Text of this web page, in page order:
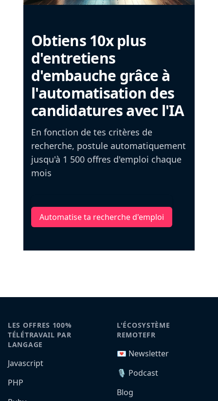
Obtiens 10x plus
d'entretiens
d'embauche grâce à
l'automatisation des
candidatures avec l'IA
En fonction de tes critères de
recherche, postule automatiquement
jusqu'à 1 500 offres d'emploi chaque
mois
Automatise ta recherche d'emploi
LES OFFRES 100%
TÉLÉTRAVAIL PAR
LANGAGE
Javascript
PHP
L'ÉCOSYSTÈME
REMOTEFR
💌 Newsletter
🎙️ Podcast
Blog